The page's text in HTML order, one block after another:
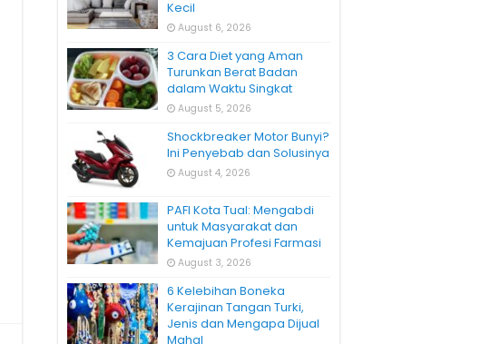
Kecil
August 6, 2026
3 Cara Diet yang Aman
Turunkan Berat Badan
dalam Waktu Singkat
August 5, 2026
Shockbreaker Motor Bunyi?
Ini Penyebab dan Solusinya
August 4, 2026
PAFI Kota Tual: Mengabdi
untuk Masyarakat dan
Kemajuan Profesi Farmasi
August 3, 2026
6 Kelebihan Boneka
Kerajinan Tangan Turki,
Jenis dan Mengapa Dijual
Mahal